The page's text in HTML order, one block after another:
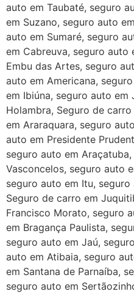
auto em Taubaté, seguro
em Suzano, seguro auto
auto em Sumaré, seguro
em Cabreuva, seguro auto
Embu das Artes, seguro
auto em Americana,
em Ibiúna, seguro auto em
Holambra, Seguro de
em Araraquara, seguro
auto em Presidente
seguro auto em
Vasconcelos, seguro auto
seguro auto em Itu,
Seguro de carro em
Francisco Morato, seguro
em Bragança Paulista,
seguro auto em Jaú,
auto em Atibaia, seguro
em Santana de Parnaíba,
seguro auto em